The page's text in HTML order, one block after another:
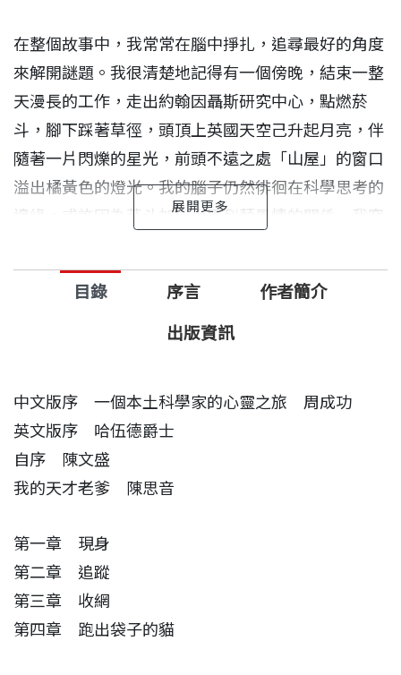
在整個故事中，我常常在腦中掙扎，追尋最好的角度
來解開謎題。我很清楚地記得有一個傍晚，結束一整
天漫長的工作，走出約翰因聶斯研究中心，點燃菸
斗，腳下踩著草徑，頭頂上英國天空己升起月亮，伴
隨著一片閃爍的星光，前頭不遠之處「山屋」的窗口
溢出橘黃色的燈光。我的腦子仍然徘徊在科學思考的
邊緣。或許因為菸斗加上大不列顛風情的關係，我突
實在很像福爾摩斯常碰到的情況，我手邊也有一個嫌
疑犯，很多周邊的跡象全都指向他。我和我的同僚必
中，我們這些偵探必須自己將案子辦到水落石出，嫌
疑犯本人絕對是不會招供的。
在真實的生活中，沒有人會期望能夠比得上福爾摩斯
是我們的研究卻也得到美滿的結局。逍遙法外數十年
的犯人終於俯首就法。
在這一年半風浪之後的平靜中，我心中有一股焚燒的
目錄 序言 作者簡介
出版資訊
中文版序 一個本土科學家的心靈之旅 周成功
英文版序 哈伍德爵士
自序 陳文盛
我的天才老爹 陳思音
第一章 現身
第二章 追蹤
第三章 收網
​第四章 跑出袋子的貓